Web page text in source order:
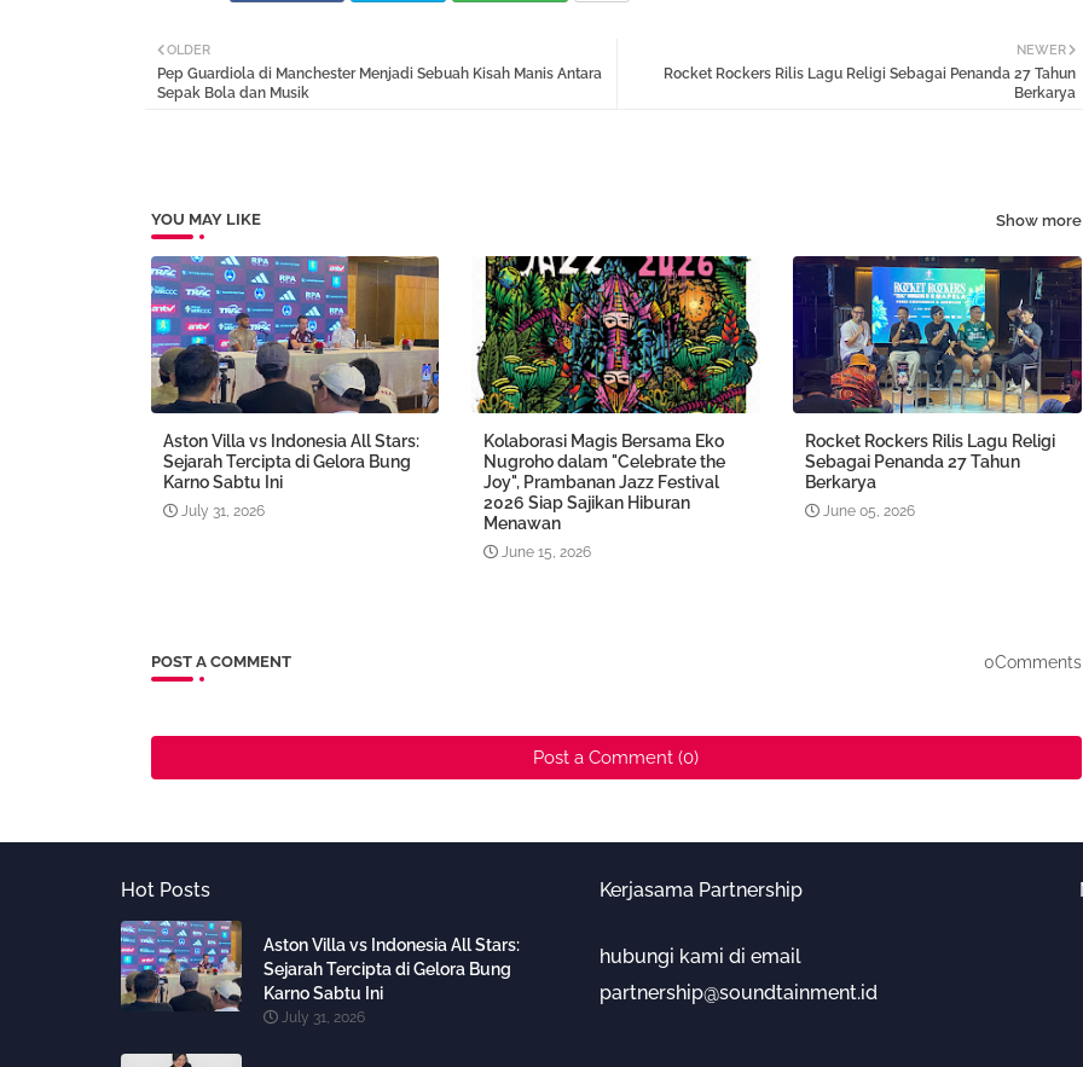
NEWER
Rocket Rockers Rilis Lagu Religi Sebagai Penanda 27 Tahun
Berkarya
OLDER
Pep Guardiola di Manchester Menjadi Sebuah Kisah Manis Antara
Sepak Bola dan Musik
YOU MAY LIKE Show more
Aston Villa vs Indonesia All Stars:
Sejarah Tercipta di Gelora Bung
Karno Sabtu Ini
July 31, 2026
Kolaborasi Magis Bersama Eko
Nugroho dalam "Celebrate the
Joy", Prambanan Jazz Festival
2026 Siap Sajikan Hiburan
Menawan
June 15, 2026
Rocket Rockers Rilis Lagu Religi
Sebagai Penanda 27 Tahun
Berkarya
June 05, 2026
POST A COMMENT 0Comments
Post a Comment (0)
Hot Posts
Aston Villa vs Indonesia All Stars:
Sejarah Tercipta di Gelora Bung
Karno Sabtu Ini
July 31, 2026
Kerjasama Partnership
hubungi kami di email
partnership@soundtainment.id